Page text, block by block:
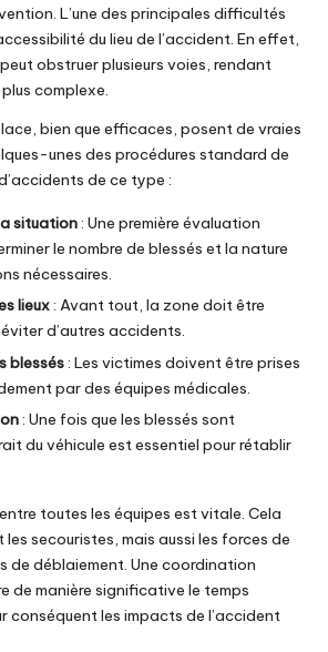
L’une des principales difficultés
du lieu de l’accident. En effet,
obstruer plusieurs voies, rendant
complexe.
bien que efficaces, posent de vraies
unes des procédures standard de
de ce type :
situation: Une première évaluation
le nombre de blessés et la nature
nécessaires.
lieux: Avant tout, la zone doit être
d’autres accidents.
blessés: Les victimes doivent être prises
par des équipes médicales.
: Une fois que les blessés sont
du véhicule est essentiel pour rétablir
toutes les équipes est vitale. Cela
les secouristes, mais aussi les forces de
de déblaiement. Une coordination
de manière significative le temps
conséquent les impacts de l’accident